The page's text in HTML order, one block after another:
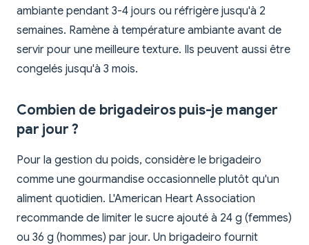
ambiante pendant 3-4 jours ou réfrigère jusqu'à 2
semaines. Ramène à température ambiante avant de
servir pour une meilleure texture. Ils peuvent aussi être
congelés jusqu'à 3 mois.
Combien de brigadeiros puis-je manger
par jour ?
Pour la gestion du poids, considère le brigadeiro
comme une gourmandise occasionnelle plutôt qu'un
aliment quotidien. L'American Heart Association
recommande de limiter le sucre ajouté à 24 g (femmes)
ou 36 g (hommes) par jour. Un brigadeiro fournit